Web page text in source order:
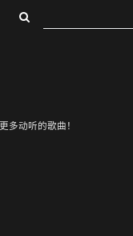
多动听的歌曲！